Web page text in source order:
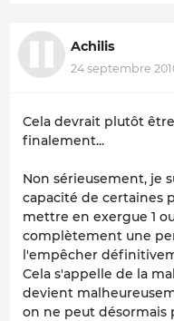
Achilis
24 septembre
Cela devrait plutôt
finalement...
Non sérieusement, je
capacité de certaines
mettre en exergue 1
complètement une
l'empêcher
Cela s'appelle de la
devient
on ne peut désormais